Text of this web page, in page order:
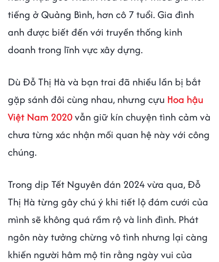
tiếng ở Quảng Bình, hơn cô 7 tuổi. Gia đình
anh được biết đến với truyền thống kinh
doanh trong lĩnh vực xây dựng.
Dù Đỗ Thị Hà và bạn trai đã nhiều lần bị bắt
gặp sánh đôi cùng nhau, nhưng cựu Hoa hậu
Việt Nam 2020vẫn giữ kín chuyện tình cảm và
chưa từng xác nhận mối quan hệ này với công
chúng.
Trong dịp Tết Nguyên đán 2024 vừa qua, Đỗ
Thị Hà từng gây chú ý khi tiết lộ đám cưới của
mình sẽ không quá rầm rộ và linh đình. Phát
ngôn này tưởng chừng vô tình nhưng lại càng
khiến người hâm mộ tin rằng ngày vui của